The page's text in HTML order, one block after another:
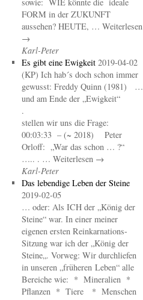
FORM in der ZUKUNFT
aussehen? HEUTE, … Weiterlesen
→
Karl-Peter
Es gibt eine Ewigkeit 2019-04-02
(KP) Ich hab´s doch schon immer
gewusst: Freddy Quinn (1981) …
und am Ende der „Ewigkeit“
.
stellen wir uns die Frage:
00:03:33 – (~ 2018) Peter
Orloff: „War das schon … ?“
….. . … Weiterlesen →
Karl-Peter
Das lebendige Leben der Steine
2019-02-05
… oder: Als ICH der „König der
Steine“ war. In einer meiner
eigenen ersten Reinkarnations-
Sitzung war ich der „König der
Steine„. Vorweg: Wir durchliefen
in unseren „früheren Leben“ alle
Bereiche wie: * Mineralien *
Pflanzen * Tiere * Menschen